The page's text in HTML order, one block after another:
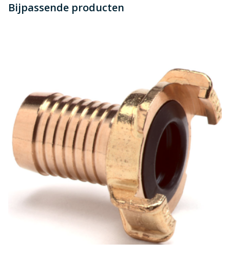
dit product?
Schrijf zelf een beoordeling
Naam
Samenvatting
Bijpassende producten